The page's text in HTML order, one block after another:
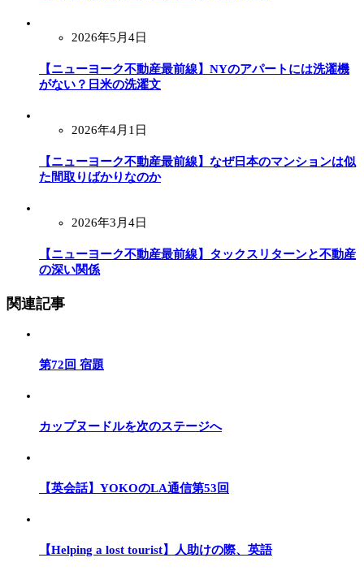
2026年5月4日
【ニューヨーク不動産最前線】NYのアパートには洗濯機
がない？日米の洗濯文
2026年4月1日
【ニューヨーク不動産最前線】なぜ日本のマンションは似
た間取りばかりなのか
2026年3月4日
【ニューヨーク不動産最前線】タックスリターンと不動産
の深い関係
関連記事
第72回 宿題
カップヌードルを次のステージへ
【英会話】YOKOのLA通信第53回
【Helping a lost tourist】人助けの際、英語